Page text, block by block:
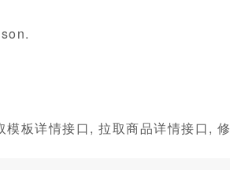
板详情接口, 拉取商品详情接口,